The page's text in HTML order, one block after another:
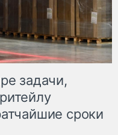
задачи,
сроки